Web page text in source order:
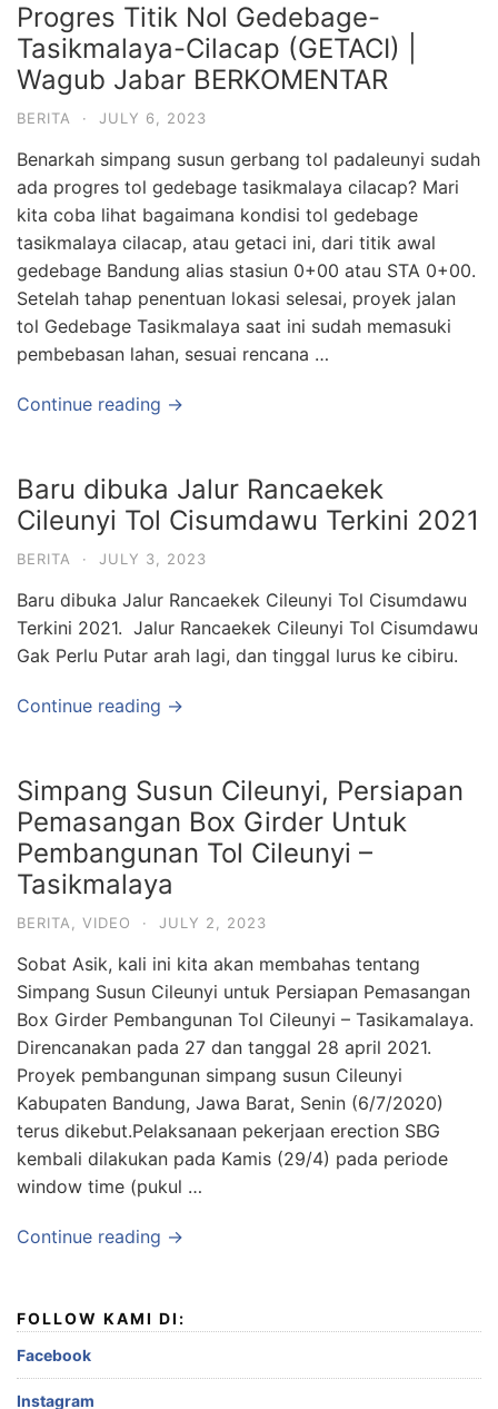
Progres Titik Nol Gedebage-
Tasikmalaya-Cilacap (GETACI) |
Wagub Jabar BERKOMENTAR
BERITA · JULY 6, 2023
Benarkah simpang susun gerbang tol padaleunyi sudah
ada progres tol gedebage tasikmalaya cilacap? Mari
kita coba lihat bagaimana kondisi tol gedebage
tasikmalaya cilacap, atau getaci ini, dari titik awal
gedebage Bandung alias stasiun 0+00 atau STA 0+00.
Setelah tahap penentuan lokasi selesai, proyek jalan
tol Gedebage Tasikmalaya saat ini sudah memasuki
pembebasan lahan, sesuai rencana …
Continue reading →
Baru dibuka Jalur Rancaekek
Cileunyi Tol Cisumdawu Terkini 2021
BERITA · JULY 3, 2023
Baru dibuka Jalur Rancaekek Cileunyi Tol Cisumdawu
Terkini 2021. Jalur Rancaekek Cileunyi Tol Cisumdawu
Gak Perlu Putar arah lagi, dan tinggal lurus ke cibiru.
Continue reading →
Simpang Susun Cileunyi, Persiapan
Pemasangan Box Girder Untuk
Pembangunan Tol Cileunyi –
Tasikmalaya
BERITA VIDEO · JULY 2, 2023
Sobat Asik, kali ini kita akan membahas tentang
Simpang Susun Cileunyi untuk Persiapan Pemasangan
Box Girder Pembangunan Tol Cileunyi – Tasikamalaya.
Direncanakan pada 27 dan tanggal 28 april 2021.
Proyek pembangunan simpang susun Cileunyi
Kabupaten Bandung, Jawa Barat, Senin (6/7/2020)
terus dikebut.Pelaksanaan pekerjaan erection SBG
kembali dilakukan pada Kamis (29/4) pada periode
window time (pukul …
Continue reading →
FOLLOW KAMI DI:
Facebook
Instagram